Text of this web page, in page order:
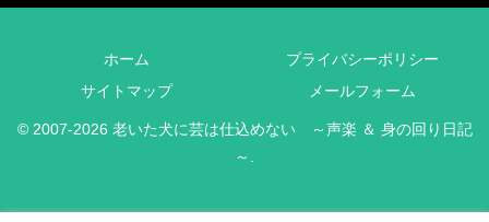
ホーム
プライバシーポリシー
サイトマップ
メールフォーム
© 2007-2026 老いた犬に芸は仕込めない ～声楽 ＆ 身の回り日記
～.